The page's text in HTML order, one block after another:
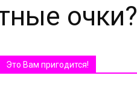
очки?
Это Вам пригодится!